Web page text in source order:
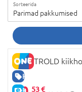
Sorteerida
Parimad pakkumised
HEA HIND
E-HIND
BABYTROLD
53 €